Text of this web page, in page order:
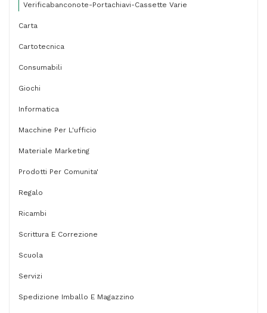
Verificabanconote-Portachiavi-Cassette Varie
Carta
Cartotecnica
Consumabili
Giochi
Informatica
Macchine Per L'ufficio
Materiale Marketing
Prodotti Per Comunita'
Regalo
Ricambi
Scrittura E Correzione
Scuola
Servizi
Spedizione Imballo E Magazzino